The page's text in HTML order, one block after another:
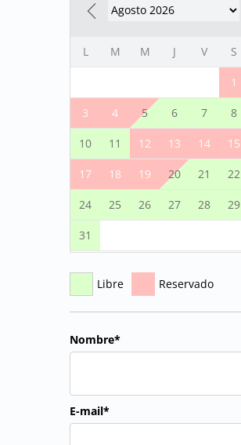
L M M J V S
1
3 4 5 6 7 8
10 11 12 13 14 15
17 18 19 20 21 22
24 25 26 27 28 29
31
Libre Reservado
Nombre*
E-mail*